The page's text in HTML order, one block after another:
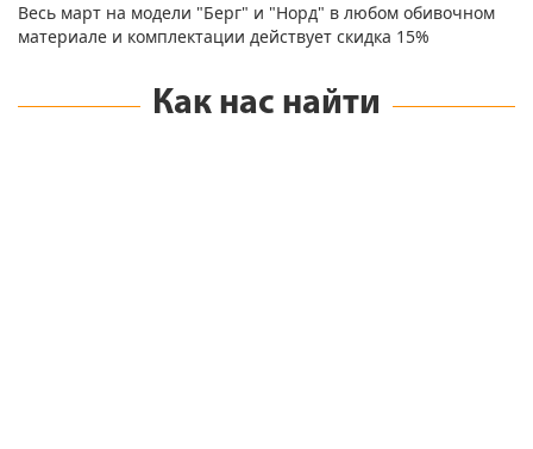
Весь март на модели "Берг" и "Норд" в любом обивочном
материале и комплектации действует скидка 15%
Как нас найти